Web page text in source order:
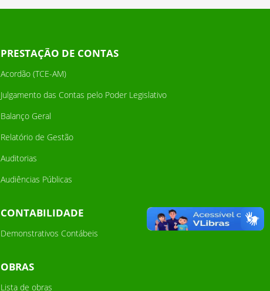
PRESTAÇÃO DE CONTAS
Acordão (TCE-AM)
Julgamento das Contas pelo Poder Legislativo
Balanço Geral
Relatório de Gestão
Auditorias
Audiências Públicas
CONTABILIDADE
Demonstrativos Contábeis
OBRAS
Lista de obras